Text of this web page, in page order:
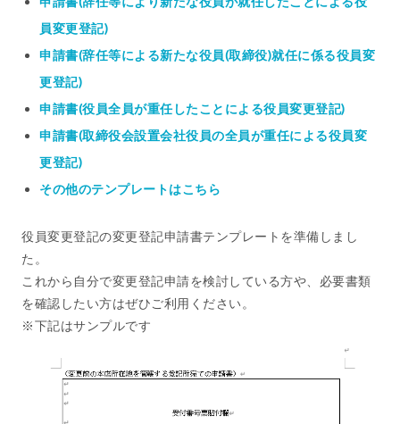
員変更登記)
申請書(辞任等による新たな役員(取締役)就任に係る役員変
更登記)
申請書(役員全員が重任したことによる役員変更登記)
申請書(取締役会設置会社役員の全員が重任による役員変
更登記)
その他のテンプレートはこちら
役員変更登記の変更登記申請書テンプレートを準備しまし
た。
これから自分で変更登記申請を検討している方や、必要書類
を確認したい方はぜひご利用ください。
※下記はサンプルです